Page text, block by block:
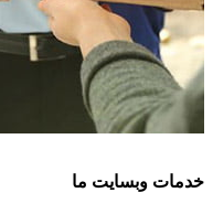
خدمات وبسایت ما